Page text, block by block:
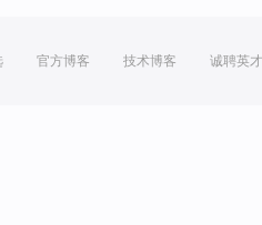
官方博客 技术博客 诚聘英才